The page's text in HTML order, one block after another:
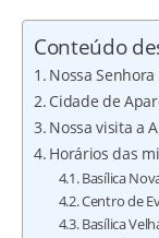
Conteúdo
Nossa
Cidade de
Nossa visita a
Horários das
Basílica
Centro de
Basílica